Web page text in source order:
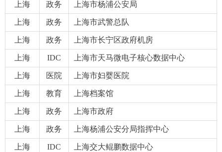
上海 政务 上海市杨浦公安局
上海 政务 上海市武警总队
上海 政务 上海市长宁区政府机房
上海 IDC 上海市天马微电子核心数据中心
上海 医院 上海市妇婴医院
上海 教育 上海档案馆
上海 政务 上海市政府
上海 政务 上海杨浦公安分局指挥中心
上海 IDC 上海交大鲲鹏数据中心